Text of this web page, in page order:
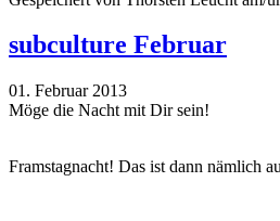
subculture Februar
01. Februar 2013
Möge die Nacht mit Dir sein!
Framstagnacht! Das ist dann nämlich